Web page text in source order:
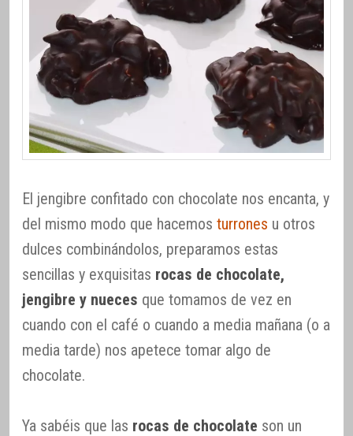
El jengibre confitado con chocolate nos encanta, y
del mismo modo que hacemos turrones u otros
dulces combinándolos, preparamos estas
sencillas y exquisitas rocas de chocolate,
jengibre y nueces que tomamos de vez en
cuando con el café o cuando a media mañana (o a
media tarde) nos apetece tomar algo de
chocolate.
Ya sabéis que las rocas de chocolate son un